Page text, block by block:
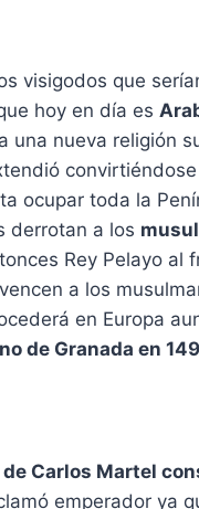
visigodos que
hoy en día es
una nueva religión
ocupar toda la
derrotan a los
Rey Pelayo al
a los
en Europa
de Granada en
de Carlos Martel
emperador ya